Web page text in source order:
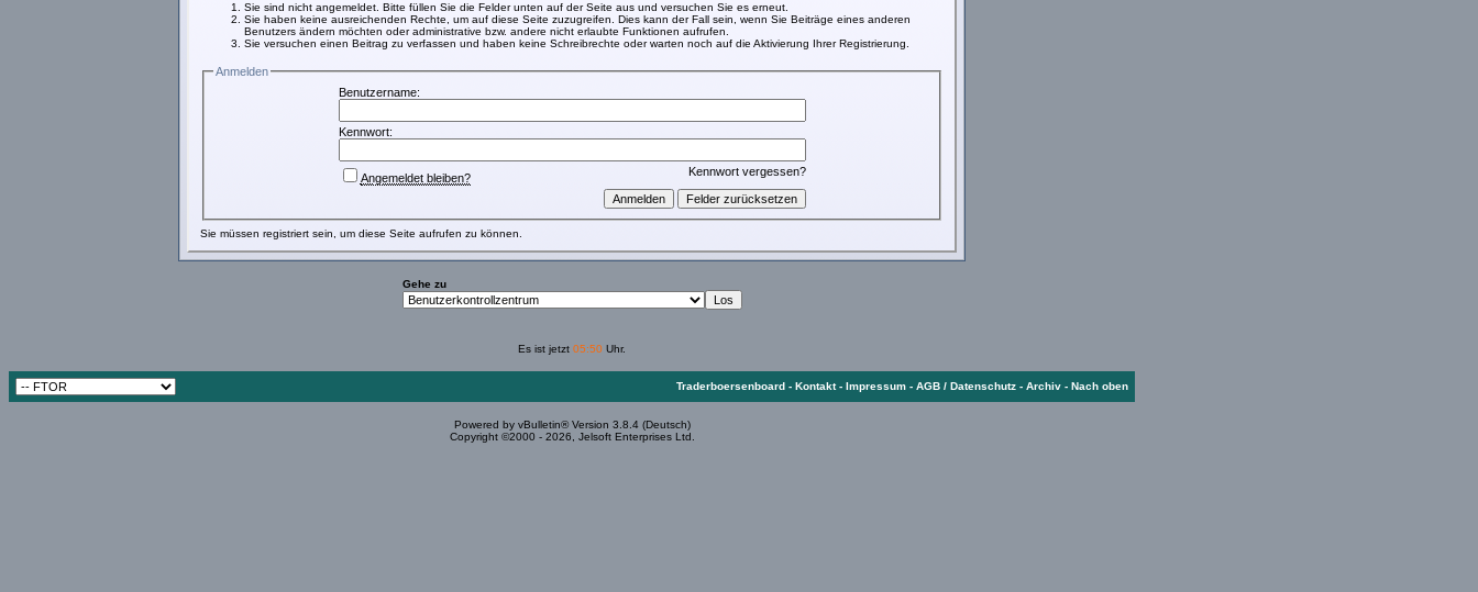
Sie sind nicht angemeldet. Bitte füllen Sie die Felder unten auf der Seite aus und versuchen Sie es erneut.
Sie haben keine ausreichenden Rechte, um auf diese Seite zuzugreifen. Dies kann der Fall sein, wenn Sie Beiträge eines anderen
Benutzers ändern möchten oder administrative bzw. andere nicht erlaubte Funktionen aufrufen.
Sie versuchen einen Beitrag zu verfassen und haben keine Schreibrechte oder warten noch auf die Aktivierung Ihrer Registrierung.
Anmelden
Benutzername:
Kennwort:
Kennwort vergessen?
Angemeldet bleiben?
Sie müssen registriert sein, um diese Seite aufrufen zu können.
Gehe zu
Es ist jetzt 05:50 Uhr.
Traderboersenboard - Kontakt- Impressum - AGB / Datenschutz - Archiv - Nach oben
Powered by vBulletin® Version 3.8.4 (Deutsch)
Copyright ©2000 - 2026, Jelsoft Enterprises Ltd.